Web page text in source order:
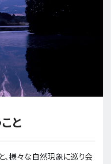
と
、様々な自然現象に巡り会